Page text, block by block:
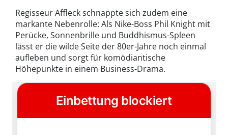
Regisseur Affleck schnappte sich zudem eine
markante Nebenrolle: Als Nike-Boss Phil Knight mit
Perücke, Sonnenbrille und Buddhismus-Spleen
lässt er die wilde Seite der 80er-Jahre noch einmal
aufleben und sorgt für komödiantische
Höhepunkte in einem Business-Drama.